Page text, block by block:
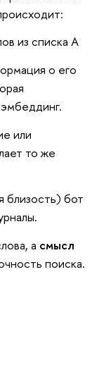
из списка А
о его
или
то же
близость) бот
а смысл
поиска.